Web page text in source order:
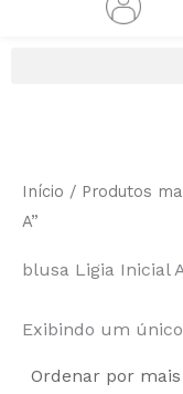
Início / Produtos
A”
blusa Ligia Inicial
Exibindo um